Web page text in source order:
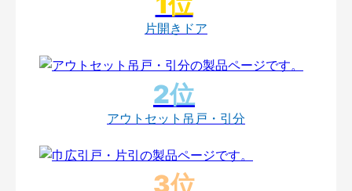
片開きドア
アウトセット吊戸・引分